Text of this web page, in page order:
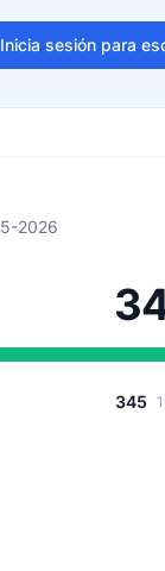
Inicia sesión para
2026
345